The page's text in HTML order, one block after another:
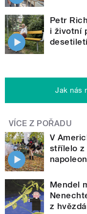
Petr
i životní
Jak nás
VÍCE Z POŘADU
V
střílelo z
Mendel
z